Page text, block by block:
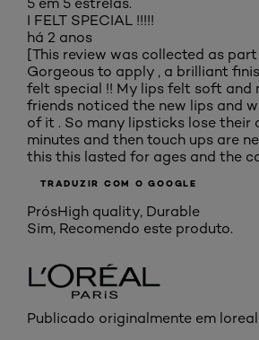
I FELT SPECIAL !!!!!
há 2 anos
[This review was collected as
Gorgeous to apply , a brilliant
felt special !! My lips felt soft and
friends noticed the new lips and
of it . So many lipsticks lose their
minutes and then touch ups are
this this lasted for ages and the
TRADUZIR COM O GOOGLE
PrósHigh quality, Durable
Sim, Recomendo este produto.
Publicado originalmente em